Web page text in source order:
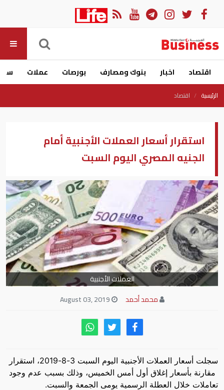
اقتصاد اخبار بنوك ومصارف بورصات عملات
الرئيسية اقتصاد
استقرار أسعار العملات الأجنبية أمام
الجنيه المصري اليوم السبت
العملات الأجنبية
محمد أحمد
سجلت أسعار العملات الأجنبية اليوم السبت 3-8-2019، استقرار
مقارنة بأسعار إغلاق أول أمس الخميس، وذلك بسبب عدم وجود
تعاملات خلال العطلة الرسمية يومى الجمعة والسبت.